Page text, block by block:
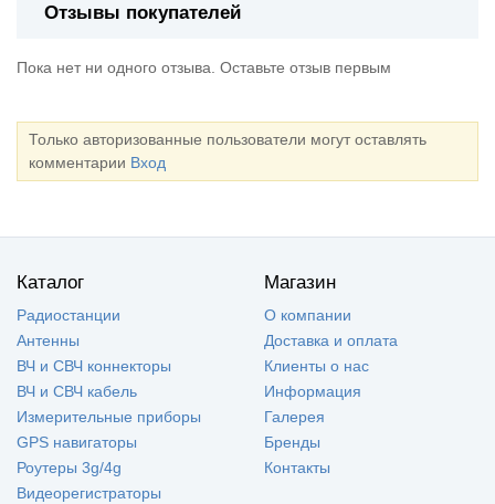
Отзывы покупателей
Пока нет ни одного отзыва. Оставьте отзыв первым
Только авторизованные пользователи могут оставлять
комментарии Вход
Каталог
Радиостанции
Антенны
ВЧ и СВЧ коннекторы
ВЧ и СВЧ кабель
Измерительные приборы
GPS навигаторы
Роутеры 3g/4g
Видеорегистраторы
Магазин
О компании
Доставка и оплата
Клиенты о нас
Информация
Галерея
Бренды
Контакты